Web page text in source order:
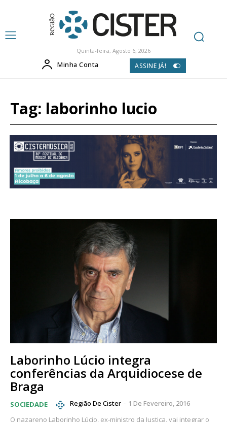
Quinta-feira, Agosto 6, 2026
Minha Conta ASSINE JÁ!
Tag: laborinho lucio
Laborinho Lúcio integra
conferências da Arquidiocese de
Braga
SOCIEDADE Região De Cister - 1 De Fevereiro, 2016
O nazareno Laborinho Lúcio, ex-ministro da Justiça, vai integrar o